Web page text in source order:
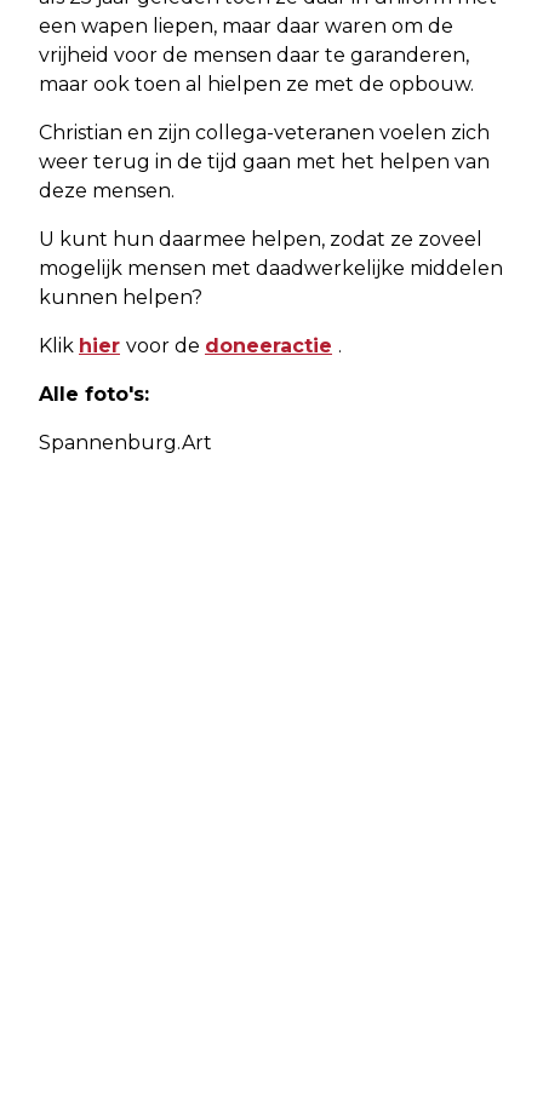
een wapen liepen, maar daar waren om de
vrijheid voor de mensen daar te garanderen,
maar ook toen al hielpen ze met de opbouw.
Christian en zijn collega-veteranen voelen zich
weer terug in de tijd gaan met het helpen van
deze mensen.
U kunt hun daarmee helpen, zodat ze zoveel
mogelijk mensen met daadwerkelijke middelen
kunnen helpen?
Klik hier voor de doneeractie .
Alle foto's:
Spannenburg.Art